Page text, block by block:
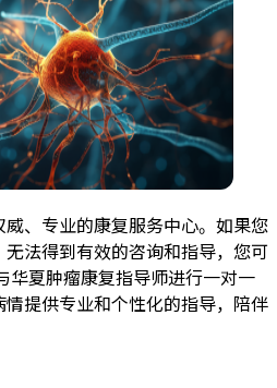
、专业的康复服务中心。如果您
法得到有效的咨询和指导，您可
华夏肿瘤康复指导师进行一对一
提供专业和个性化的指导，陪伴